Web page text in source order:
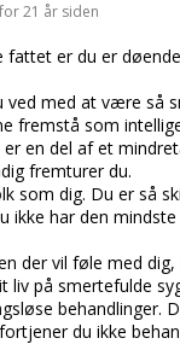
for 21 år siden
fattet er du er
ved med at være så
fremstå som
er en del af et
fremturer du.
som dig. Du er så
ikke har den
der vil føle med
liv på smertefulde
behandlinger.
du ikke